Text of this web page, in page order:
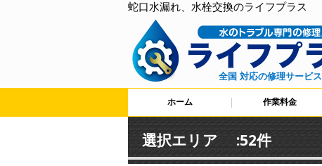
蛇口水漏れ、水栓交換のライフプラス
全国 対応の修理サービス
ホーム 作業料金
選択エリア :52件